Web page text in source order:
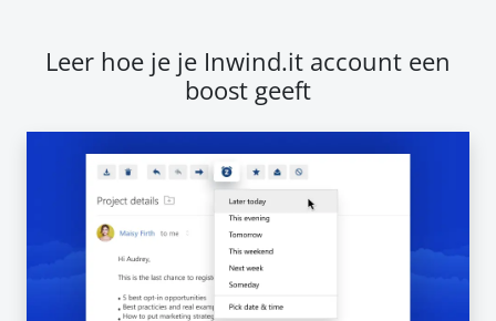
Leer hoe je je Inwind.it account een
boost geeft